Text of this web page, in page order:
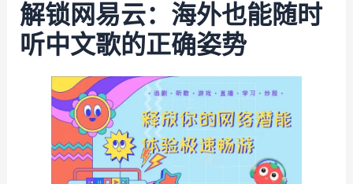
解锁网易云：海外也能随时
听中文歌的正确姿势